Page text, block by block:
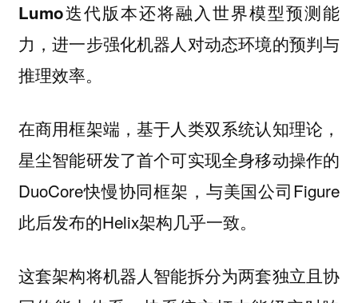
Lumo迭代版本还将融入世界模型预测能
力，进一步强化机器人对动态环境的预判与
推理效率。
在商用框架端，基于人类双系统认知理论，
星尘智能研发了首个可实现全身移动操作的
DuoCore快慢协同框架，与美国公司Figure
此后发布的Helix架构几乎一致。
这套架构将机器人智能拆分为两套独立且协